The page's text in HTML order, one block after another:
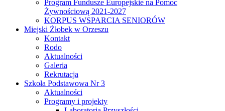
Program Fundusze Europejskie na Pomoc
Żywnościową 2021-2027
KORPUS WSPARCIA SENIORÓW
Miejski Żłobek w Orzeszu
Kontakt
Rodo
Aktualności
Galeria
Rekrutacja
Szkoła Podstawowa Nr 3
Aktualności
Programy i projekty